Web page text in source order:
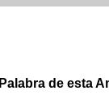
Palabra de esta